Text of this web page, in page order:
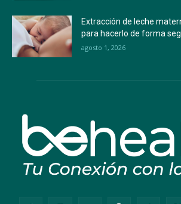
Extracción de leche
para hacerlo de forma
agosto 1, 2026